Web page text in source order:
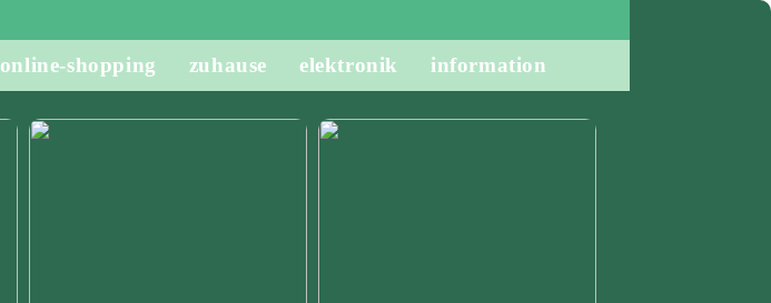
online-shopping zuhause elektronik information